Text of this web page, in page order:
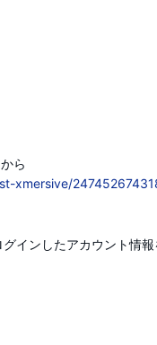
ら
xmersive/
インしたアカウント情